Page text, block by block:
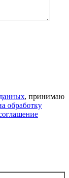
, принимаю
обработку